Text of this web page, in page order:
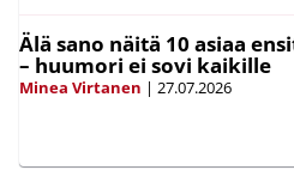
Älä sano näitä 10 asiaa
– huumori ei sovi kaikille
Minea Virtanen | 27.07.2026